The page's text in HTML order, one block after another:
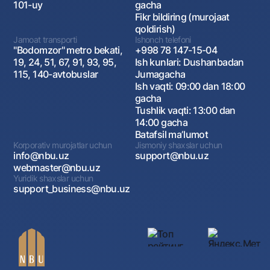
101-uy
gacha
Fikr bildiring (murojaat
qoldirish)
Jamoat transporti
"Bodomzor" metro bekati,
19, 24, 51, 67, 91, 93, 95,
115, 140-avtobuslar
Ishonch telefoni
+998 78 147-15-04
Ish kunlari: Dushanbadan
Jumagacha
Ish vaqti: 09:00 dan 18:00
gacha
Tushlik vaqti: 13:00 dan
14:00 gacha
Batafsil maʼlumot
Korporativ murojatlar uchun
info@nbu.uz
webmaster@nbu.uz
Jismoniy shaxslar uchun
support@nbu.uz
Yuridik shaxslar uchun
support_business@nbu.uz